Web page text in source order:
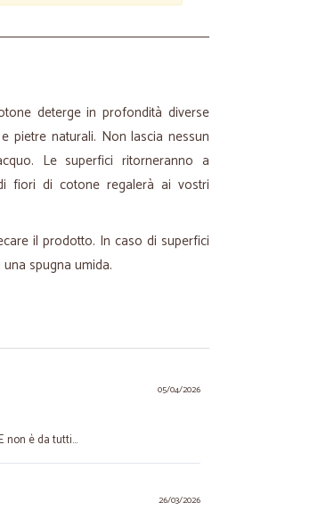
deterge in profondità diverse
pietre naturali. Non lascia nessun
Le superfici ritorneranno a
fiori di cotone regalerà ai vostri
il prodotto. In caso di superfici
spugna umida.
05/04/2026
non è da tutti...
26/03/2026